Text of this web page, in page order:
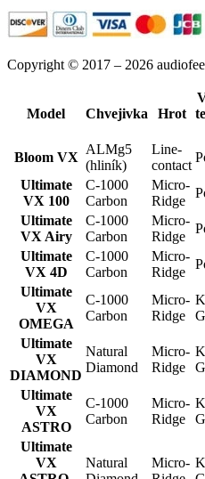
Copyright © 2017 – 2026
Model Chvejivka Hrot
Bloom VX
ALMg5
(hliník)
Line-
contact
Ultimate
VX 100
C-1000
Carbon
Micro-
Ridge
Ultimate
VX Airy
C-1000
Carbon
Micro-
Ridge
Ultimate
VX 4D
C-1000
Carbon
Micro-
Ridge
Ultimate
VX
OMEGA
C-1000
Carbon
Micro-
Ridge
Ultimate
VX
DIAMOND
Natural
Diamond
Micro-
Ridge
Ultimate
VX
ASTRO
C-1000
Carbon
Micro-
Ridge
Ultimate
VX
Natural
Micro-